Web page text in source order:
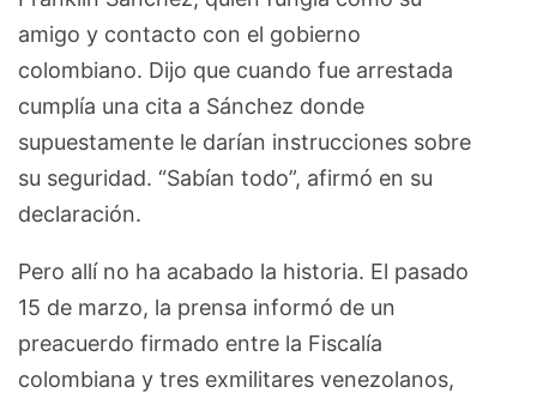
amigo y contacto con el gobierno
colombiano. Dijo que cuando fue arrestada
cumplía una cita a Sánchez donde
supuestamente le darían instrucciones sobre
su seguridad. “Sabían todo”, afirmó en su
declaración.
Pero allí no ha acabado la historia. El pasado
15 de marzo, la prensa informó de un
preacuerdo firmado entre la Fiscalía
colombiana y tres exmilitares venezolanos,